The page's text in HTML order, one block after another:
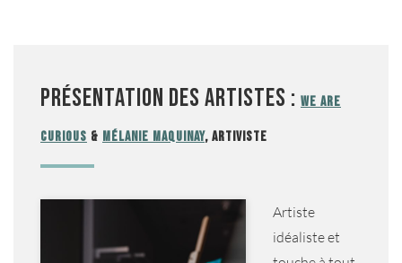
Présentation des artistes : WE ARE
CURIOUS & Mélanie Maquinay, Artiviste
Artiste
idéaliste et